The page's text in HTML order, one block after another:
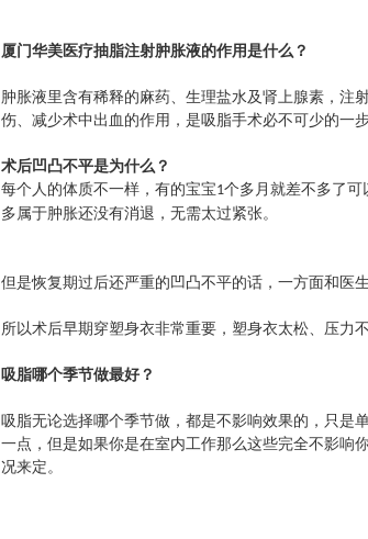
厦门华美医疗抽脂注射肿胀液的作用是什么？
肿胀液里含有稀释的麻药、生理盐水及肾上腺素，注
伤、减少术中出血的作用，是吸脂手术必不可少的一步
术后凹凸不平是为什么？
每个人的体质不一样，有的宝宝1个多月就差不多了可
多属于肿胀还没有消退，无需太过紧张。
但是恢复期过后还严重的凹凸不平的话，一方面和医
所以术后早期穿塑身衣非常重要，塑身衣太松、压力
吸脂哪个季节做最好？
吸脂无论选择哪个季节做，都是不影响效果的，只是
一点，但是如果你是在室内工作那么这些完全不影响
况来定。